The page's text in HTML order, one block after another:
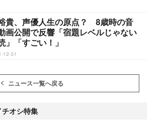
貴、声優人生の原点？ 8歳時の音
画公開で反響「宿題レベルじゃない
」「すごい！」
12-31
ニュース一覧へ戻る
オシ特集